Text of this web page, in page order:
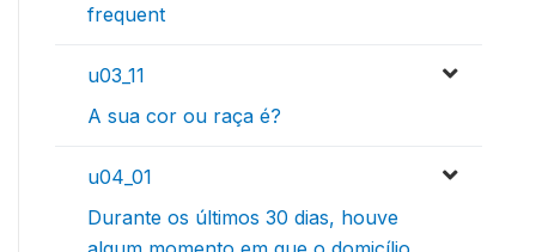
frequent
u03_11
A sua cor ou raça é?
u04_01
Durante os últimos 30 dias, houve